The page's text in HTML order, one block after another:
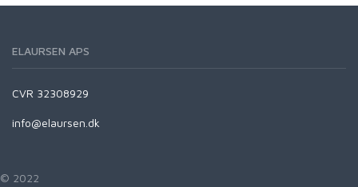
ELAURSEN APS
CVR 32308929
info@elaursen.dk
© 2022